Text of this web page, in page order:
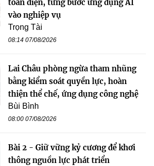
toàn diện, từng bước ứng dụng AI
vào nghiệp vụ
Trọng Tài
08:14 07/08/2026
Lai Châu phòng ngừa tham nhũng
bằng kiểm soát quyền lực, hoàn
thiện thể chế, ứng dụng công nghệ
Bùi Bình
08:00 07/08/2026
Bài 2 - Giữ vững kỷ cương để khơi
thông nguồn lực phát triển